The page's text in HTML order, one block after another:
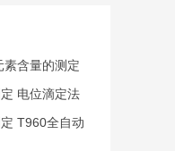
素含量的测定
光谱仪
电位滴定法
T960全自动